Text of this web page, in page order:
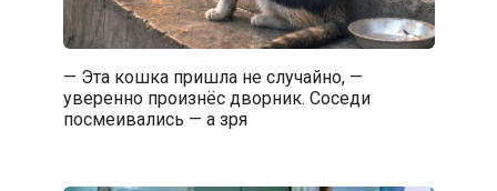
— Эта кошка пришла не случайно, —
уверенно произнёс дворник. Соседи
посмеивались — а зря